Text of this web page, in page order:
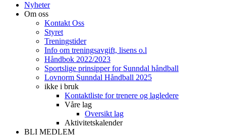
Nyheter
Om oss
Kontakt Oss
Styret
Treningstider
Info om treningsavgift, lisens o.l
Håndbok 2022/2023
Sportslige prinsipper for Sunndal håndball
Lovnorm Sunndal Håndball 2025
ikke i bruk
Kontaktliste for trenere og lagledere
Våre lag
Oversikt lag
Aktivitetskalender
BLI MEDLEM